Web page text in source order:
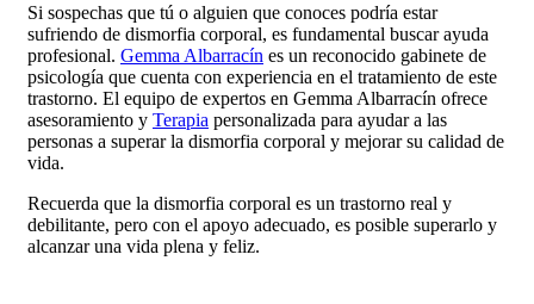
Si sospechas que tú o alguien que conoces podría estar
sufriendo de dismorfia corporal, es fundamental buscar ayuda
profesional. Gemma Albarracín es un reconocido gabinete de
psicología que cuenta con experiencia en el tratamiento de este
trastorno. El equipo de expertos en Gemma Albarracín ofrece
asesoramiento y Terapia personalizada para ayudar a las
personas a superar la dismorfia corporal y mejorar su calidad de
vida.
Recuerda que la dismorfia corporal es un trastorno real y
debilitante, pero con el apoyo adecuado, es posible superarlo y
alcanzar una vida plena y feliz.